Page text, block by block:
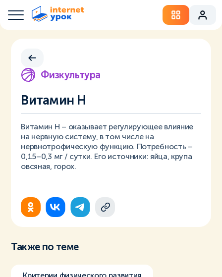
Физкультура
Витамин Н
Витамин Н – оказывает регулирующее влияние
на нервную систему, в том числе на
нервнотрофическую функцию. Потребность –
0,15–0,3 мг / сутки. Его источники: яйца, крупа
овсяная, горох.
Также по теме
Критерии физического развития